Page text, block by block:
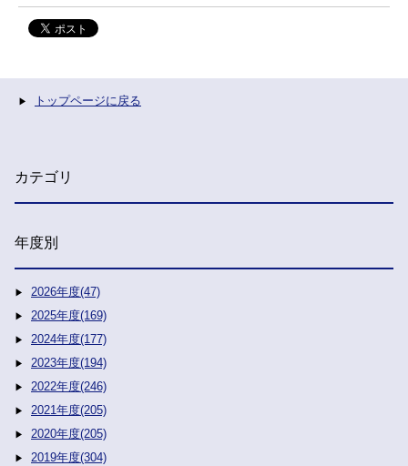
トップページに戻る
カテゴリ
年度別
2026年度(47)
2025年度(169)
2024年度(177)
2023年度(194)
2022年度(246)
2021年度(205)
2020年度(205)
2019年度(304)